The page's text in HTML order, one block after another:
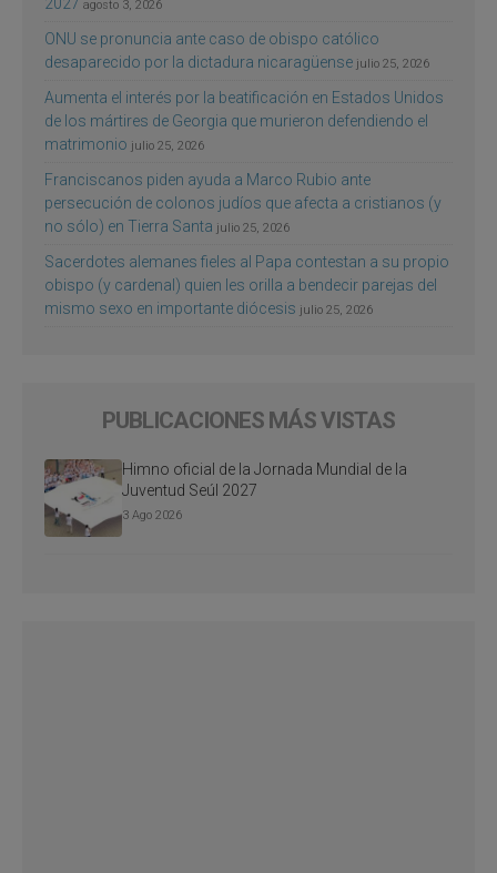
agosto 3, 2026
ONU se pronuncia ante caso de obispo católico
desaparecido por la dictadura nicaragüense julio 25, 2026
Aumenta el interés por la beatificación en Estados Unidos
de los mártires de Georgia que murieron defendiendo el
matrimonio julio 25, 2026
Franciscanos piden ayuda a Marco Rubio ante
persecución de colonos judíos que afecta a cristianos (y
no sólo) en Tierra Santa julio 25, 2026
Sacerdotes alemanes fieles al Papa contestan a su propio
obispo (y cardenal) quien les orilla a bendecir parejas del
mismo sexo en importante diócesis julio 25, 2026
PUBLICACIONES MÁS VISTAS
Himno oficial de la Jornada Mundial de la
Juventud Seúl 2027
3 Ago 2026